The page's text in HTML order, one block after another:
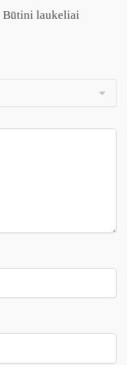
Būtini laukeliai